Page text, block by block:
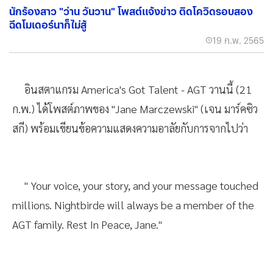
นักร้องสาว "ว่าน วันวาน" โพสต์แจ้งข่าว ติดโควิดรอบสอง
ฉีดโมเดอร์นาก็ไม่สู้
19 ก.พ. 2565
อินสตาแกรม America's Got Talent - AGT วานนี้ (21
ก.พ.) ได้โพสต์ภาพของ "Jane Marczewski" (เจน มาร์คซิว
สกี) พร้อมเขียนข้อความแสดงความอาลัยกับการจากไปว่า
" Your voice, your story, and your message touched
millions. Nightbirde will always be a member of the
AGT family. Rest In Peace, Jane."